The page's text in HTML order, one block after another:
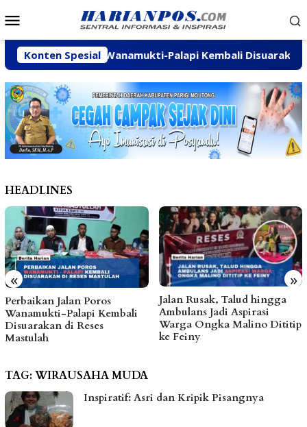
ke
Mobile
Konten Spesial
Jalan Poros Wanamukti-Palapi Kembali Disuarakan di
HEADLINES
« »
Jalan Poros
Palapi Kembali
di Reses
Jalan Rusak, Talud hingga
Ambulans Jadi Aspirasi
Warga Ongka Malino Dititip
ke Feiny
TAG: WIRAUSAHA MUDA
Inspiratif: Asri dan Kripik Pisangnya